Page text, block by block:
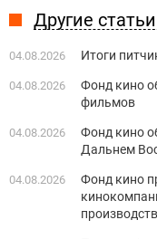
Другие
04.08.2026 Итоги
04.08.2026
Фонд кино
фильмов
04.08.2026
Фонд кино
Дальнем
04.08.2026
Фонд кино